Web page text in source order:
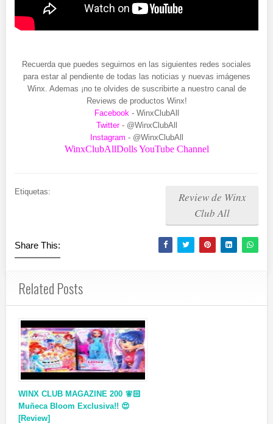
Recuerda que puedes seguirnos en las siguientes redes sociales
para estar al pendiente de todas las noticias y nuevas imágenes
Winx. Ademas ¡no te olvides de suscribirte a nuestro canal de
Reviews de productos Winx!
Facebook- WinxClubAll
Twitter- @WinxClubAll
Instagram - @WinxClubAll
WinxClubAllDolls YouTube Channel
Etiquetas:
Review de Winx
Club All
Share This:
Related Posts
WINX CLUB MAGAZINE 200 🧚🏻
Muñeca Bloom Exclusiva!! 😍
[Review]